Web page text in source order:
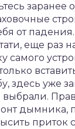
заранее
от
еще раз
самого
здесь уже
выбрали.
дымника,
приток